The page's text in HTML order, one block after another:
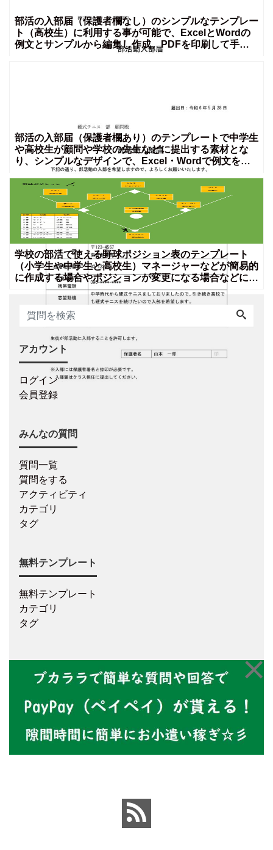
部活の入部届（保護者欄なし）のシンプルなテンプレー
ト（高校生）に利用する事が可能で、ExcelとWordの
例文とサンプルから編集し作成、PDFを印刷して手書
部活の入部届（保護者欄あり）のテンプレートで中学生
や高校生が顧問や学校の先生などに提出する素材とな
り、シンプルなデザインで、Excel・Wordで例文を編
学校の部活で使える野球ポジション表のテンプレート
（小学生や中学生と高校生）マネージャーなどが簡易的
に作成する場合やポジションが変更になる場合などに手
軽に使える素
アカウント
ログイン
会員登録
みんなの質問
質問一覧
質問をする
アクティビティ
カテゴリ
タグ
無料テンプレート
無料テンプレート
カテゴリ
タグ